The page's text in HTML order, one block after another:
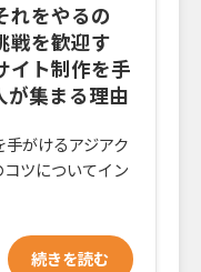
れをやるの
戦を歓迎す
イト制作を手
が集まる理由
がけるアジアク
ツについてイン
続きを読む